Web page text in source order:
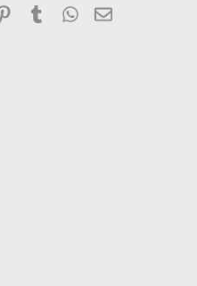
Pinterest
TumblrWhatsApp
E-posta